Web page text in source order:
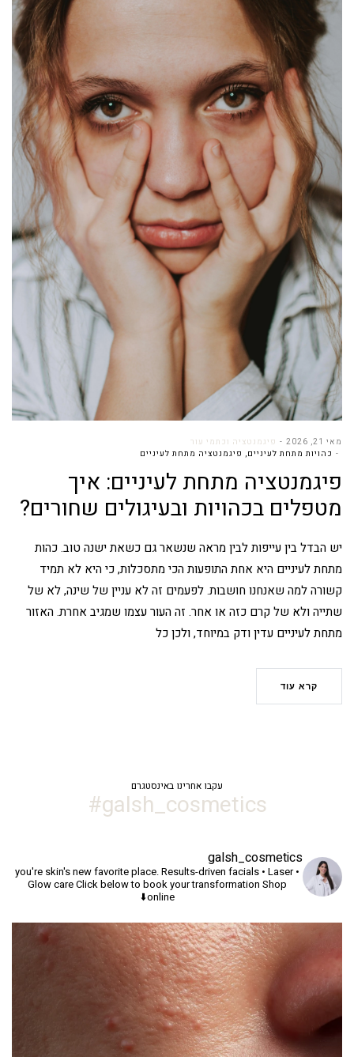
מאי 21, 2026
פיגמנטציה וכתמי עור
כהויות מתחת לעיניים, פיגמנטציה מתחת לעיניים
פיגמנטציה מתחת לעיניים: איך
מטפלים בכהויות ובעיגולים שחורים?
יש הבדל בין עייפות לבין מראה שנשאר גם כשאת ישנה טוב. כהות
מתחת לעיניים היא אחת התופעות הכי מתסכלות, כי היא לא תמיד
קשורה למה שאנחנו חושבות. לפעמים זה לא עניין של שינה, לא של
שתייה ולא של קרם כזה או אחר. זה העור עצמו שמגיב אחרת. האזור
מתחת לעיניים עדין ודק במיוחד, ולכן כל
קרא עוד
עקבו אחרינו באינסטגרם
galsh_cosmetics#
galsh_cosmetics
you're skin's new favorite place.Results-driven facials • Laser •
Glow careClick below to book your transformation Shop
online⬇️